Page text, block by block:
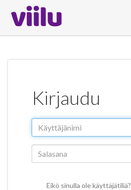
Kirjaudu
Eikö sinulla ole käyttäjätiliä?